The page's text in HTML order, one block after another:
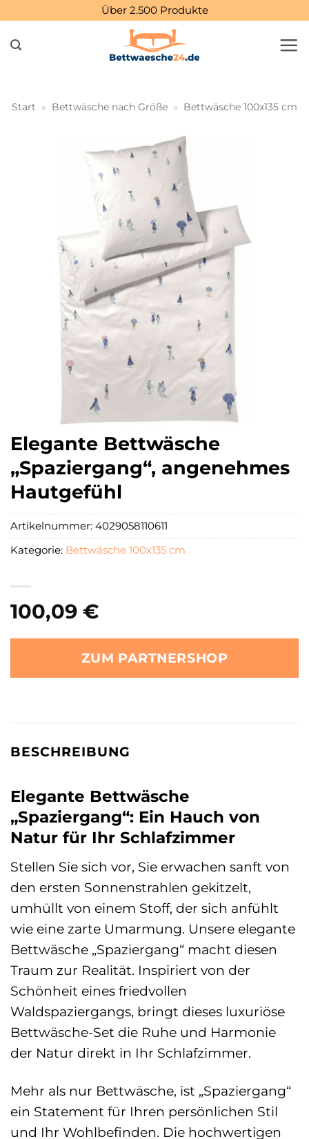
springen
Über 2.500 Produkte
Start » Bettwäsche nach Größe » Bettwäsche 100x135 cm
Elegante Bettwäsche
„Spaziergang“, angenehmes
Hautgefühl
100,09 €
ZUM PARTNERSHOP
Artikelnummer: 4029058110611
Kategorie: Bettwäsche 100x135 cm
BESCHREIBUNG
Elegante Bettwäsche
„Spaziergang“: Ein Hauch von
Natur für Ihr Schlafzimmer
Stellen Sie sich vor, Sie erwachen sanft von
den ersten Sonnenstrahlen gekitzelt,
umhüllt von einem Stoff, der sich anfühlt
wie eine zarte Umarmung. Unsere elegante
Bettwäsche „Spaziergang“ macht diesen
Traum zur Realität. Inspiriert von der
Schönheit eines friedvollen
Waldspaziergangs, bringt dieses luxuriöse
Bettwäsche-Set die Ruhe und Harmonie
der Natur direkt in Ihr Schlafzimmer.
Mehr als nur Bettwäsche, ist „Spaziergang“
ein Statement für Ihren persönlichen Stil
und Ihr Wohlbefinden. Die hochwertigen